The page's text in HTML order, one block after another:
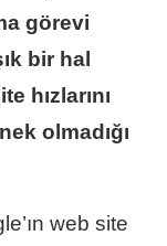
görevi
bir hal
hızlarını
olmadığı
web site